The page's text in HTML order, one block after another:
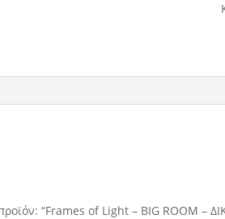
“Frames of Light – BIG ROOM –